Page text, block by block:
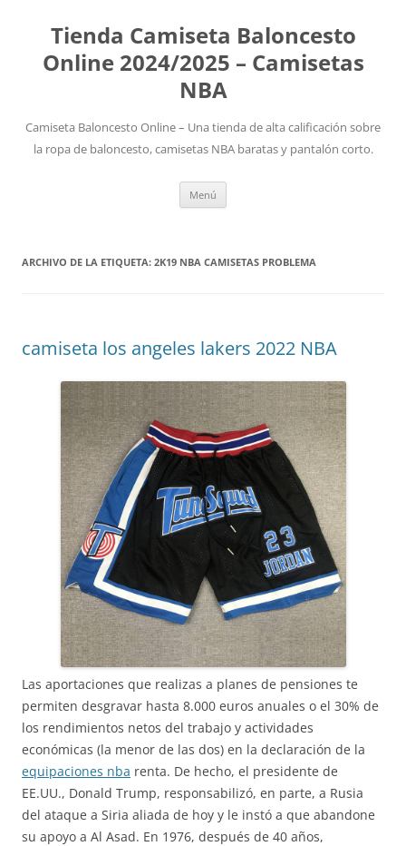
Tienda Camiseta Baloncesto
Online 2024/2025 – Camisetas
NBA
Camiseta Baloncesto Online – Una tienda de alta calificación sobre
la ropa de baloncesto, camisetas NBA baratas y pantalón corto.
Menú
ARCHIVO DE LA ETIQUETA: 2K19 NBA CAMISETAS PROBLEMA
camiseta los angeles lakers 2022 NBA
Las aportaciones que realizas a planes de pensiones te
permiten desgravar hasta 8.000 euros anuales o el 30% de
los rendimientos netos del trabajo y actividades
económicas (la menor de las dos) en la declaración de la
equipaciones nba renta. De hecho, el presidente de
EE.UU., Donald Trump, responsabilizó, en parte, a Rusia
del ataque a Siria aliada de hoy y le instó a que abandone
su apoyo a Al Asad. En 1976, después de 40 años,